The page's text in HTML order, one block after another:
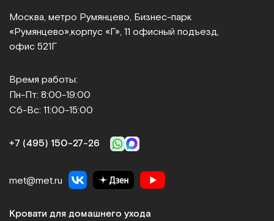
Москва, метро Румянцево, Бизнес‑парк
«Румянцево», корпус «Г», 11 офисный подъезд,
офис 521Г
Время работы:
Пн-Пт: 8:00-19:00
Сб-Вс: 11:00-15:00
+7 (495) 150‑27‑26
met@met.ru
Кровати для домашнего ухода